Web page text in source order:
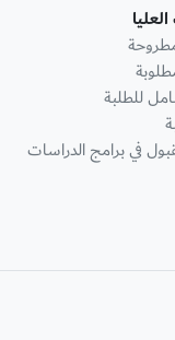
للطلبة
في برامج الدراسات